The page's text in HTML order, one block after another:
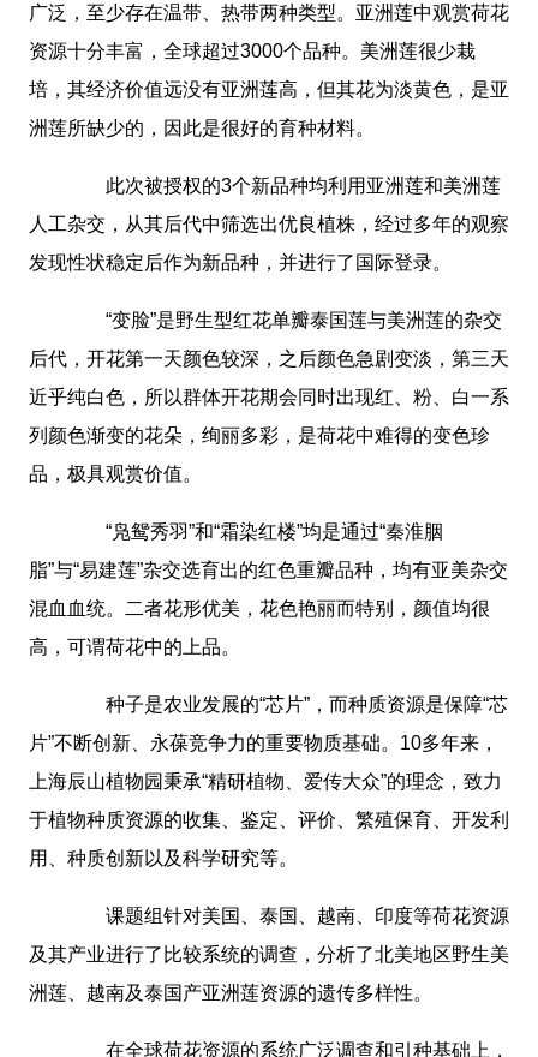
广泛，至少存在温带、热带两种类型。亚洲莲中观赏荷花
资源十分丰富，全球超过3000个品种。美洲莲很少栽
培，其经济价值远没有亚洲莲高，但其花为淡黄色，是亚
洲莲所缺少的，因此是很好的育种材料。
此次被授权的3个新品种均利用亚洲莲和美洲莲
人工杂交，从其后代中筛选出优良植株，经过多年的观察
发现性状稳定后作为新品种，并进行了国际登录。
“变脸”是野生型红花单瓣泰国莲与美洲莲的杂交
后代，开花第一天颜色较深，之后颜色急剧变淡，第三天
近乎纯白色，所以群体开花期会同时出现红、粉、白一系
列颜色渐变的花朵，绚丽多彩，是荷花中难得的变色珍
品，极具观赏价值。
“凫鸳秀羽”和“霜染红楼”均是通过“秦淮胭
脂”与“易建莲”杂交选育出的红色重瓣品种，均有亚美杂交
混血血统。二者花形优美，花色艳丽而特别，颜值均很
高，可谓荷花中的上品。
种子是农业发展的“芯片”，而种质资源是保障“芯
片”不断创新、永葆竞争力的重要物质基础。10多年来，
上海辰山植物园秉承“精研植物、爱传大众”的理念，致力
于植物种质资源的收集、鉴定、评价、繁殖保育、开发利
用、种质创新以及科学研究等。
课题组针对美国、泰国、越南、印度等荷花资源
及其产业进行了比较系统的调查，分析了北美地区野生美
洲莲、越南及泰国产亚洲莲资源的遗传多样性。
在全球荷花资源的系统广泛调查和引种基础上，